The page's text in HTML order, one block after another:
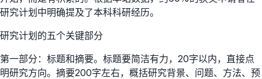
研究计划中明确提及了本科科研经历。
研究计划的五个关键部分
第一部分：标题和摘要。标题要简洁有力，20字以内，直接点
明研究方向。摘要200字左右，概括研究背景、问题、方法、预